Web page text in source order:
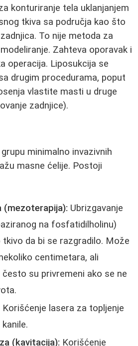
konturiranje tela uklanjanjem
tkiva sa područja kao što
To nije metoda za
Zahteva oporavak i
operacija. Liposukcija se
drugim procedurama, poput
vlastite masti u druge
zadnjice).
minimalno invazivnih
masne ćelije. Postoji
(mezoterapija): Ubrizgavanje
na fosfatidilholinu)
da bi se razgradilo. Može
centimetara, ali
su privremeni ako se ne
Korišćenje lasera za topljenje
(kavitacija): Korišćenje